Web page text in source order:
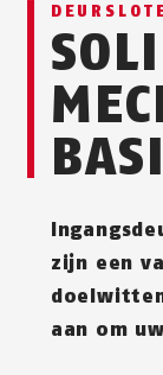
zijn een
aan om